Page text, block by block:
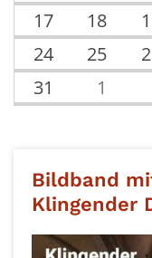
17
18
24
25
31
1
Bildband
Klingender